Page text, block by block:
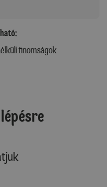
finomságok